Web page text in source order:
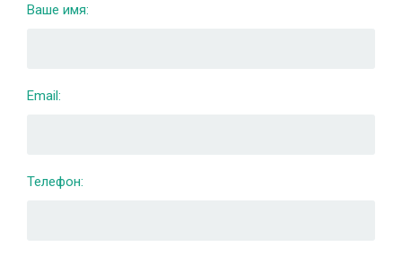
Ваше имя:
Email:
Телефон: